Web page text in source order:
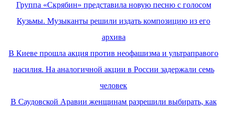
Группа «Скрябин» представила новую песню с голосом
Кузьмы. Музыканты решили издать композицию из его
архива
В Киеве прошла акция против неофашизма и ультраправого
насилия. На аналогичной акции в России задержали семь
человек
В Саудовской Аравии женщинам разрешили выбирать, как